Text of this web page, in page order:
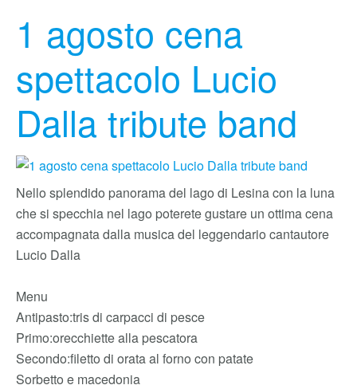
1 agosto cena
spettacolo Lucio
Dalla tribute band
Nello splendido panorama del lago di Lesina con la luna
che si specchia nel lago poterete gustare un ottima cena
accompagnata dalla musica del leggendario cantautore
Lucio Dalla
Menu
Antipasto:tris di carpacci di pesce
Primo:orecchiette alla pescatora
Secondo:filetto di orata al forno con patate
Sorbetto e macedonia